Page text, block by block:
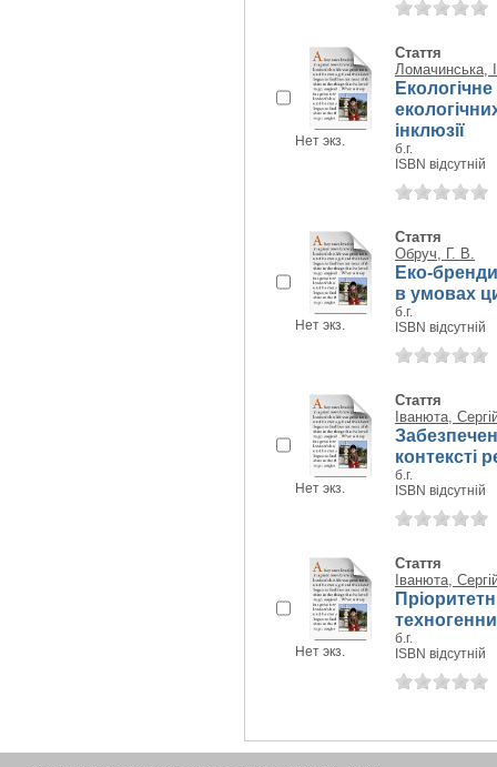
Нет экз.
Стаття
Ломачинська,
інклюзії
б.г.
ISBN відсутній
Нет экз.
Стаття
Обруч, Г. В.
Еко-
в умовах
б.г.
ISBN відсутній
Нет экз.
Стаття
Іванюта,
контексті
б.г.
ISBN відсутній
Нет экз.
Стаття
Іванюта,
б.г.
ISBN відсутній